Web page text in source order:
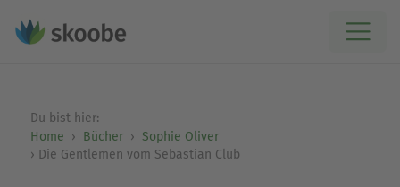
Du bist hier:
Home
Bücher
Sophie Oliver
Die Gentlemen vom Sebastian Club